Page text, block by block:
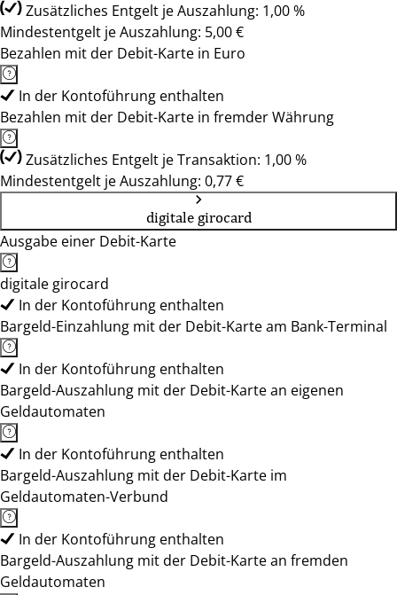
Zusätzliches Entgelt je Auszahlung: 1,00 %
Mindestentgelt je Auszahlung: 5,00 €
Bezahlen mit der Debit-Karte in Euro
In der Kontoführung enthalten
Bezahlen mit der Debit-Karte in fremder Währung
Zusätzliches Entgelt je Transaktion: 1,00 %
Mindestentgelt je Auszahlung: 0,77 €
digitale girocard
Ausgabe einer Debit-Karte
digitale girocard
In der Kontoführung enthalten
Bargeld-Einzahlung mit der Debit-Karte am Bank-Terminal
In der Kontoführung enthalten
Bargeld-Auszahlung mit der Debit-Karte an eigenen
Geldautomaten
In der Kontoführung enthalten
Bargeld-Auszahlung mit der Debit-Karte im
Geldautomaten-Verbund
In der Kontoführung enthalten
Bargeld-Auszahlung mit der Debit-Karte an fremden
Geldautomaten